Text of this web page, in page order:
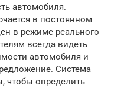
автомобиля.
в постоянном
в режиме реального
всегда видеть
автомобиля и
Система
чтобы определить